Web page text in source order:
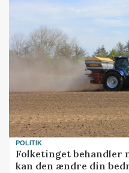
POLITIK
Folketinget behandler
kan den ændre din